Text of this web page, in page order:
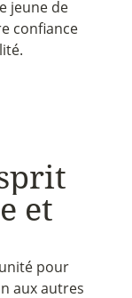
jeune de
confiance
prit
e et
pour
aux autres